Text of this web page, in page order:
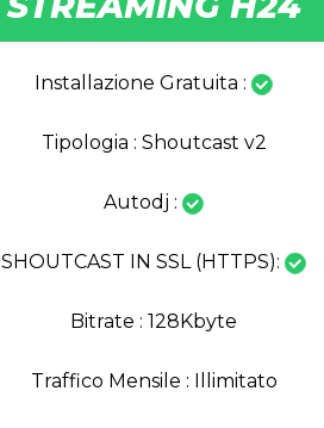
Installazione Gratuita :
Tipologia : Shoutcast v2
Autodj :
SHOUTCAST IN SSL (HTTPS):
Bitrate : 128Kbyte
Traffico Mensile : Illimitato